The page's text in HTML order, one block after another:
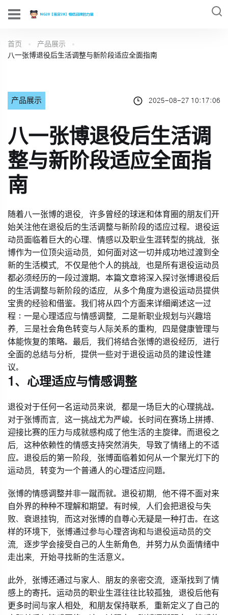
首页
产品展示
八一张博退役后生活调整与新阶段适应全面指南
产品展示 2025-08-27 10:17:06
八一张博退役后生活调
整与新阶段适应全面指
南
随着八一张博的退役，许多曾经的球迷和体育圈的朋友们开
始关注他在退役后的生活调整与新阶段的适应过程。退役运
动员面临着巨大的心理、情感以及职业生涯转型的挑战，张
博作为一位顶尖运动员，如何面对这一切并成功地过渡到全
新的生活模式，不仅是他个人的挑战，也是所有退役运动员
都必须经历的一段过渡期。本篇文章将深入探讨张博退役后
的生活调整与新阶段的适应，从多个角度为退役运动员提供
宝贵的经验和借鉴。我们将从四个方面来详细阐述这一过
程：一是心理适应与情感调整，二是新职业规划与兴趣培
养，三是社会角色转变与人际关系的重构，四是健康管理与
体能恢复的策略。最后，我们将结合张博的退役经历，进行
全面的总结与分析，提供一些对于退役运动员的建设性建
议。
1、心理适应与情感调整
退役对于任何一名运动员来说，都是一场巨大的心理挑战。
对于张博而言，这一挑战尤为严峻。长时间在赛场上拼搏、
迎接比赛的压力与成就感构成了他生活的主旋律。而退役之
后，这种依赖性的情感支持突然消失，导致了情绪上的不适
应。退役后的第一阶段，张博面临着如何从一个聚光灯下的
运动员，转变为一个普通人的心理适应问题。
张博的情感调整并非一蹴而就。退役初期，他不得不面对来
自外界的种种不理解和期望。有时候，人们会把退役与失
败、衰退挂钩，而这对张博的自尊心无疑是一种打击。在这
样的环境下，张博通过参与心理咨询和与退役运动员的交
流，逐步学会接受自己的人生新角色，并努力从负面情绪中
走出来，开始寻找新的生活意义。
此外，张博还通过与家人、朋友的亲密交流，逐渐找到了情
感上的寄托。运动员的职业生涯往往比较孤独，退役后他有
更多时间与家人相处，和朋友保持联系，重新定义了自己的